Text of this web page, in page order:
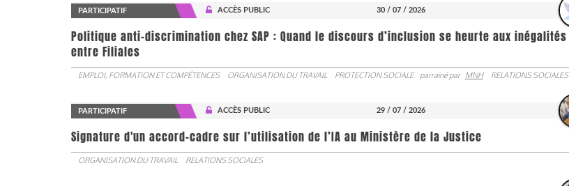
PARTICIPATIF ACCÈS PUBLIC 30 / 07 / 2026
Politique anti-discrimination chez SAP : Quand le discours d’inclusion se heurte aux inégalités
entre Filiales
EMPLOI, FORMATION ET COMPÉTENCES ORGANISATION DU TRAVAIL PROTECTION SOCIALE parrainé par MNH RELATIONS SOCIALES
PARTICIPATIF ACCÈS PUBLIC 29 / 07 / 2026
Signature d'un accord-cadre sur l’utilisation de l’IA au Ministère de la Justice
ORGANISATION DU TRAVAIL RELATIONS SOCIALES